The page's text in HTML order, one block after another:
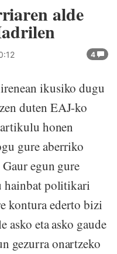
alde
4
ikusiko dugu
duten EAJ-ko
honen
gure aberriko
egun gure
hainbat politikari
kontura ederto bizi
asko eta asko gaude
gezurra onartzeko